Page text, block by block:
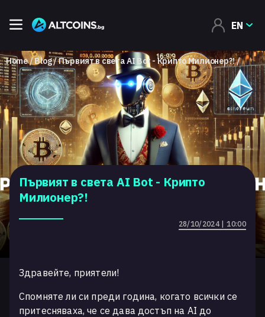
EN
Home Blog Първият в света АI Bot - Крипто Милионер?!
Първият в света АI Bot - Крипто
Милионер?!
28/10/2024 | 10:00
Здравейте, приятели!
Спомняте ли си преди година, когато всички се
притесняваха, че се дава достъп на AI до